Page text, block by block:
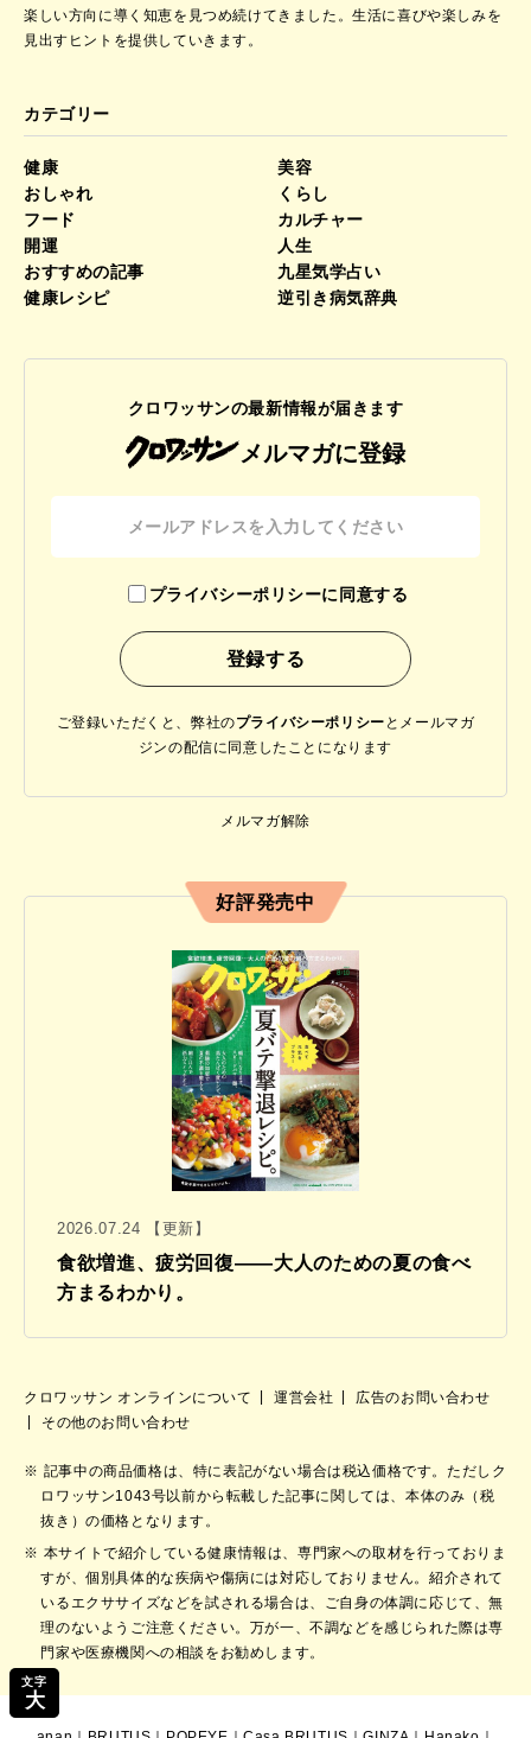
文字
大
楽しい方向に導く知恵を見つめ続けてきました。生活に喜びや楽しみを
見出すヒントを提供していきます。
カテゴリー
健康
美容
おしゃれ
くらし
フード
カルチャー
開運
人生
おすすめの記事
九星気学占い
健康レシピ
逆引き病気辞典
クロワッサンの最新情報が届きます
メルマガに登録
プライバシーポリシーに同意する
ご登録いただくと、弊社のプライバシーポリシー と メールマガ
ジンの配信に同意したことになります
メルマガ解除
好評発売中
2026.07.24 【更新】
食欲増進、疲労回復——大人のための夏の食べ
方まるわかり。
クロワッサン オンラインについて 運営会社
広告のお問い合わせ
その他のお問い合わせ
記事中の商品価格は、特に表記がない場合は税込価格です。ただしク
ロワッサン1043号以前から転載した記事に関しては、本体のみ（税
抜き）の価格となります。
本サイトで紹介している健康情報は、専門家への取材を行っておりま
すが、個別具体的な疾病や傷病には対応しておりません。紹介されて
いるエクササイズなどを試される場合は、ご自身の体調に応じて、無
理のないようご注意ください。万が一、不調などを感じられた際は専
門家や医療機関への相談をお勧めします。